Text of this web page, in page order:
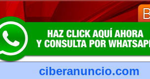
ciberanuncio.com